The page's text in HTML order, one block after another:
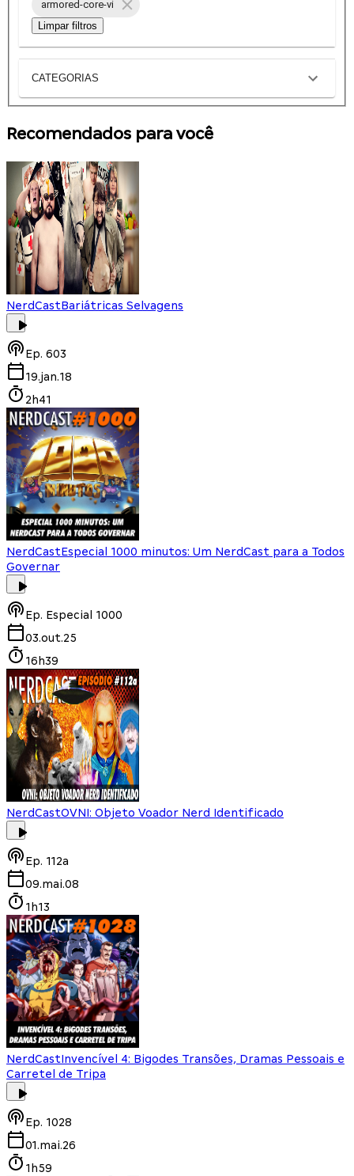
armored-core-vi
Limpar filtros
CATEGORIAS
Recomendados para você
NerdCastBariátricas Selvagens
Ep. 603
19.jan.18
2h41
NerdCastEspecial 1000 minutos: Um NerdCast para a Todos
Governar
Ep. Especial 1000
03.out.25
16h39
NerdCastOVNI: Objeto Voador Nerd Identificado
Ep. 112a
09.mai.08
1h13
NerdCastInvencível 4: Bigodes Transões, Dramas Pessoais e
Carretel de Tripa
Ep. 1028
01.mai.26
1h59